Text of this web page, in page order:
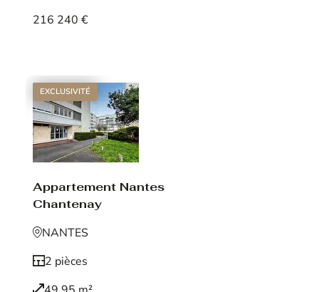
216 240 €
EXCLUSIVITÉ
Appartement Nantes
Chantenay
NANTES
2 pièces